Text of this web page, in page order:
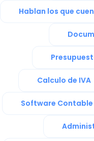
Hablan los que
Calculo de IVA
Software Contable